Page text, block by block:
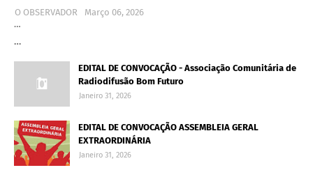
O OBSERVADOR
Março 06, 2026
…
…
EDITAL DE CONVOCAÇÃO - Associação Comunitária de
Radiodifusão Bom Futuro
Janeiro 31, 2026
EDITAL DE CONVOCAÇÃO ASSEMBLEIA GERAL
EXTRAORDINÁRIA
Janeiro 31, 2026